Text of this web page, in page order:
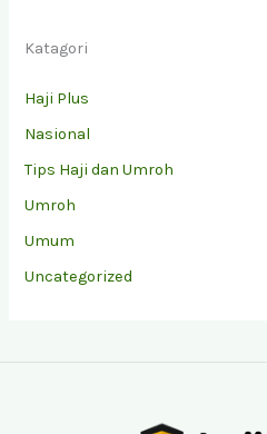
Katagori
Haji Plus
Nasional
Tips Haji dan Umroh
Umroh
Umum
Uncategorized
Instagram
YouTube
TikTok